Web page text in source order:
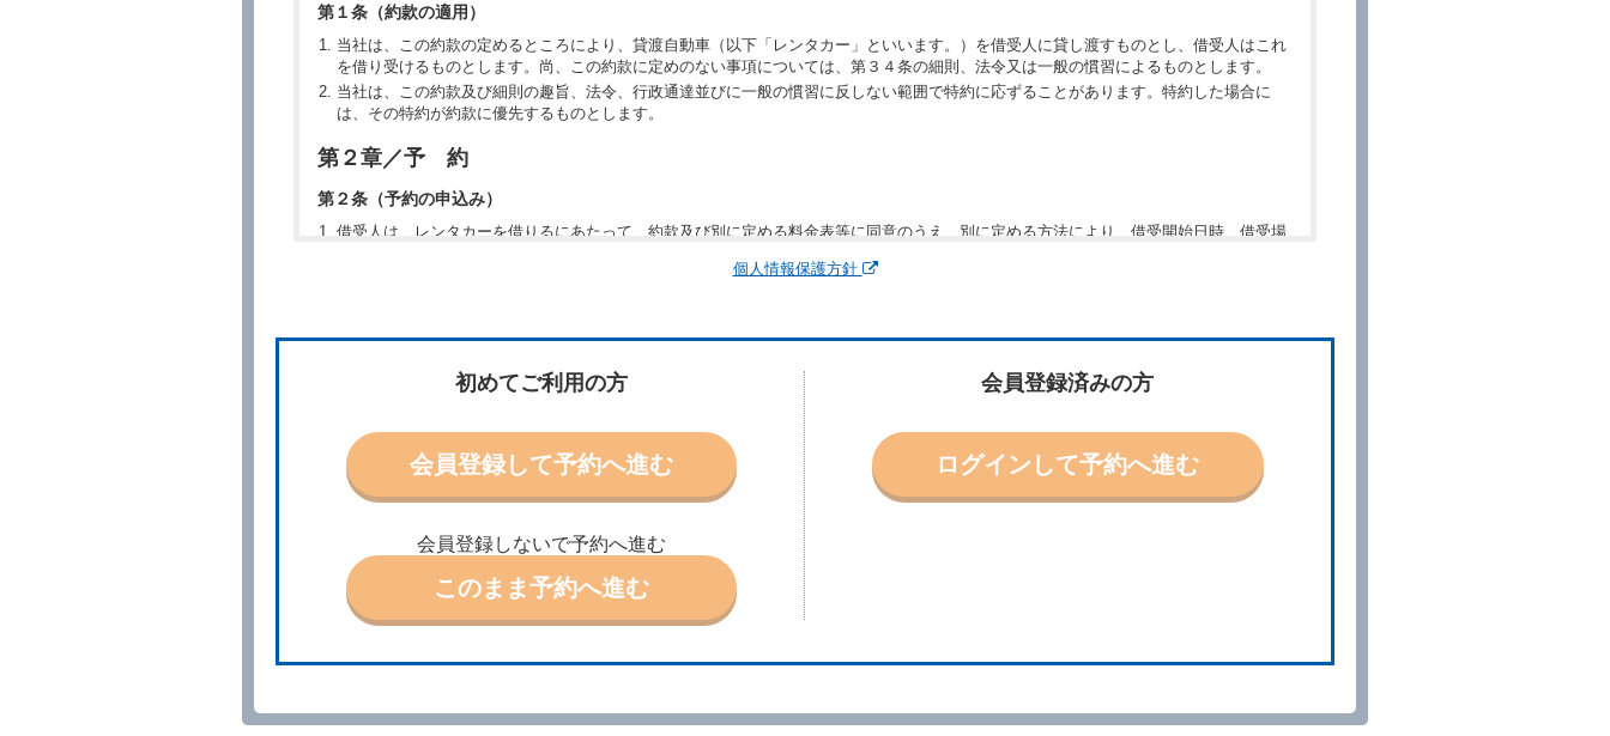
第１条（約款の適用）
当社は、この約款の定めるところにより、貸渡自動車（以下「レンタカー」といいます。）を借受人に貸し渡すものとし、借受人はこれ
を借り受けるものとします。尚、この約款に定めのない事項については、第３４条の細則、法令又は一般の慣習によるものとします。
当社は、この約款及び細則の趣旨、法令、行政通達並びに一般の慣習に反しない範囲で特約に応ずることがあります。特約した場合に
は、その特約が約款に優先するものとします。
第２章／予 約
第２条（予約の申込み）
借受人は、レンタカーを借りるにあたって、約款及び別に定める料金表等に同意のうえ、別に定める方法により、借受開始日時、借受場
予約の申込みを行うことができます。なお、当社は、電話連絡並びに電子メールによる予約に応じますが、予約内容と実際に相違があっ
場合、借受人は、当社が特に認める場合を除き、別に定める予約申込金を支払うものとします。
第３条（予約の変更）
借受人は、前条第１項の借受条件を変更しようとするときは、あらかじめ当社の承諾を受けなければならないものとします。
第４条（予約の取消し等）
借受人は、別に定める方法により予約を取り消すことができます。
借受人が、借受人の都合により予約した借受開始時刻を１時間以上経過してもレンタカー貸渡契約（以下「貸渡契約」といいます。）締
結手続きに着手しなかったときは、予約が取り消されたものとします。
前２項の場合、借受人は、別に定めるところにより予約取消手数料を当社に支払うものとし、当社は、この予約取消手数料の支払いがあ
ったときは、受領済の予約申込金を借受人に返還するものとします。
当社の都合により、予約が取り消されたとき、又は貸渡契約が締結されなかったときは、当社は受領済の予約申込金を返還するものとし
ます。
きは、予約は取り消されたものとします。この場合、当社は受領済の予約申込金を返還するものとします。
当社は、借受人から予約のあった車種クラスのレンタカーを貸し渡すことができないときは、予約と異なる車種クラスのレンタカー（以
個人情報保護方針
初めてご利用の方
会員登録して予約へ進む
会員登録しないで予約へ進む
このまま予約へ進む
会員登録済みの方
ログインして予約へ進む